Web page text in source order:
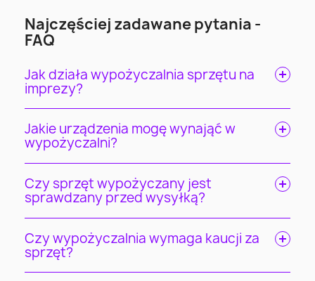
Najczęściej zadawane pytania -
FAQ
Jak działa wypożyczalnia sprzętu na
imprezy?
Jakie urządzenia mogę wynająć w
wypożyczalni?
Czy sprzęt wypożyczany jest
sprawdzany przed wysyłką?
Czy wypożyczalnia wymaga kaucji za
sprzęt?